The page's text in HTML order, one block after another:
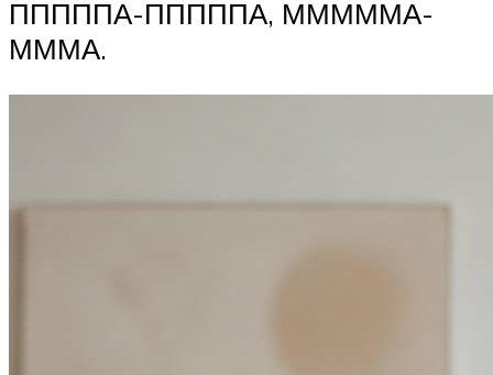
ПППППА-ПППППА, МММММА-
МММА.